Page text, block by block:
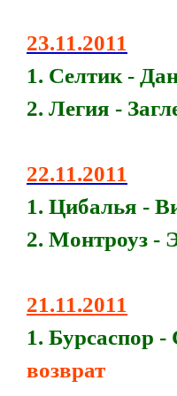
23.11.2011
1. Селтик -
2. Легия -
22.11.2011
1. Цибалья -
2. Монтроуз -
21.11.2011
1. Бурсаспор
возврат